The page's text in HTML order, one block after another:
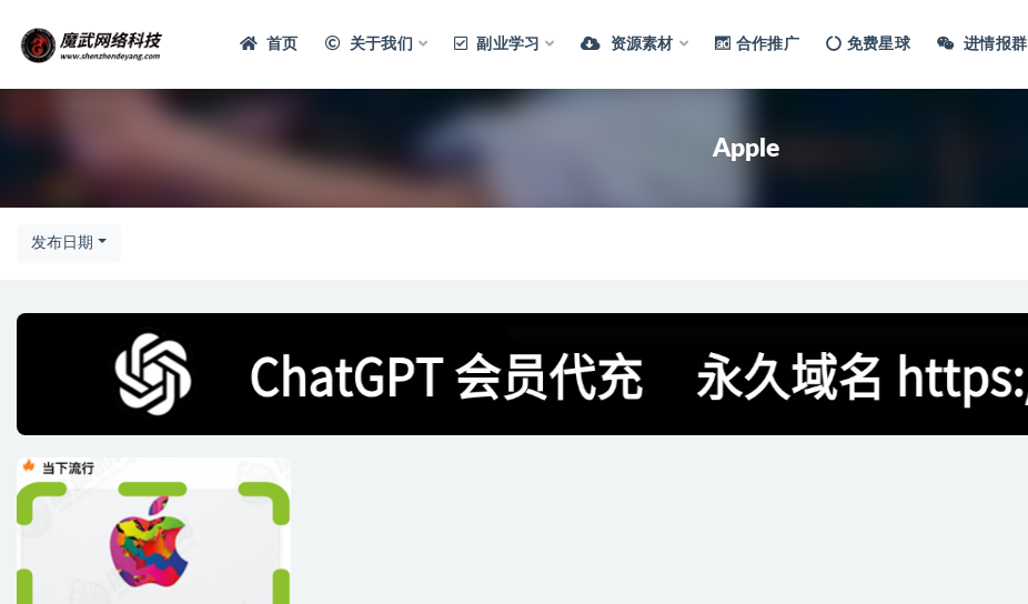
首页 关于我们 副业学习 资源素材 合作推广 免费星球 进情报群
Apple
发布日期